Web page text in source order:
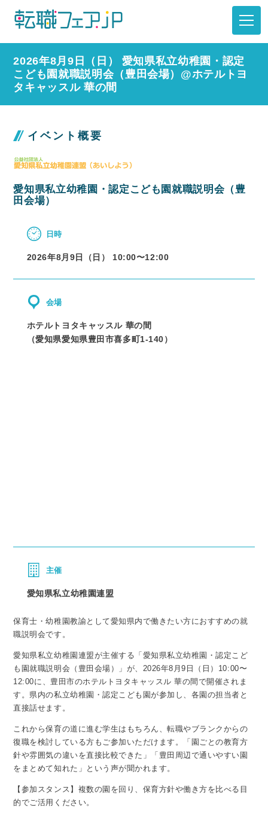
2026年8月9日（日） 愛知県私立幼稚園・認定
こども園就職説明会（豊田会場）@ホテルトヨ
タキャッスル 華の間
イベント概要
愛知県私立幼稚園・認定こども園就職説明会（豊
田会場）
日時
2026年8月9日（日） 10:00〜12:00
会場
ホテルトヨタキャッスル 華の間
（愛知県愛知県豊田市喜多町1-140）
主催
愛知県私立幼稚園連盟
保育士・幼稚園教諭として愛知県内で働きたい方におすすめの就
職説明会です。
愛知県私立幼稚園連盟が主催する「愛知県私立幼稚園・認定こど
も園就職説明会（豊田会場）」が、2026年8月9日（日）10:00〜
12:00に、豊田市のホテルトヨタキャッスル 華の間で開催されま
す。県内の私立幼稚園・認定こども園が参加し、各園の担当者と
直接話せます。
これから保育の道に進む学生はもちろん、転職やブランクからの
復職を検討している方もご参加いただけます。「園ごとの教育方
針や雰囲気の違いを直接比較できた」「豊田周辺で通いやすい園
をまとめて知れた」という声が聞かれます。
【参加スタンス】複数の園を回り、保育方針や働き方を比べる目
的でご活用ください。